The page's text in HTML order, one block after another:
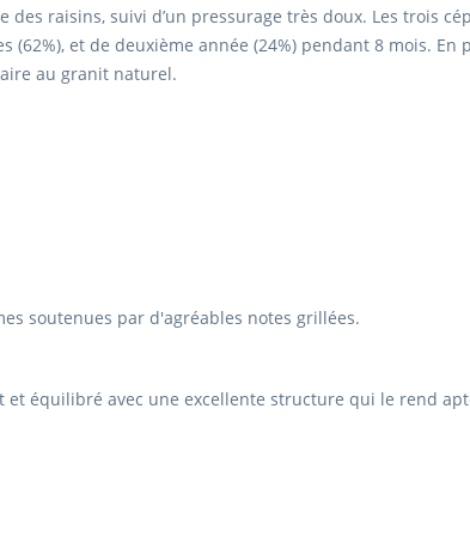
raisins, suivi d’un pressurage très doux. Les trois
et de deuxième année (24%) pendant 8 mois.
au granit naturel.
soutenues par d'agréables notes grillées.
et équilibré avec une excellente structure qui le rend